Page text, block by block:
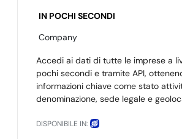
IN POCHI SECONDI
Company
Accedi ai dati di tutte le imprese a
pochi secondi e tramite API,
informazioni chiave come stato
denominazione, sede legale e
DISPONIBILE IN: